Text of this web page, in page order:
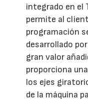
integrado en el
permite al
programación
desarrollado
gran valor
proporciona
los ejes
de la máquina